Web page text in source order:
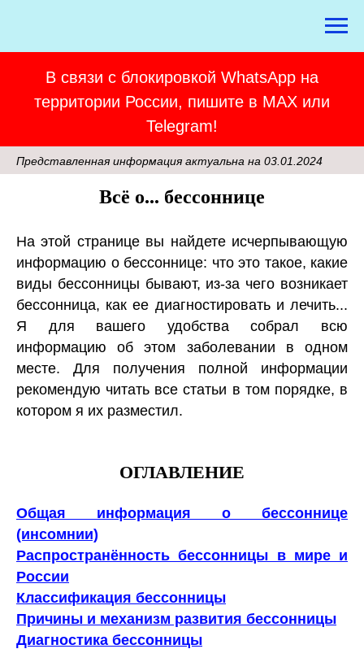
В связи с блокировкой WhatsApp на
территории России, пишите в MAX или
Telegram!
Представленная информация актуальна на 03.01.2024
Всё о... бессоннице
На этой странице вы найдете исчерпывающую
информацию о бессоннице: что это такое, какие
виды бессонницы бывают, из-за чего возникает
бессонница, как ее диагностировать и лечить...
Я для вашего удобства собрал всю
информацию об этом заболевании в одном
месте. Для получения полной информации
рекомендую читать все статьи в том порядке, в
котором я их разместил.
ОГЛАВЛЕНИЕ
Общая информация о бессоннице
(инсомнии)
Распространённость бессонницы в мире и
России
Классификация бессонницы
Причины и механизм развития бессонницы
Диагностика бессонницы